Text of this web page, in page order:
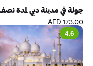
173.00 AED
4.6